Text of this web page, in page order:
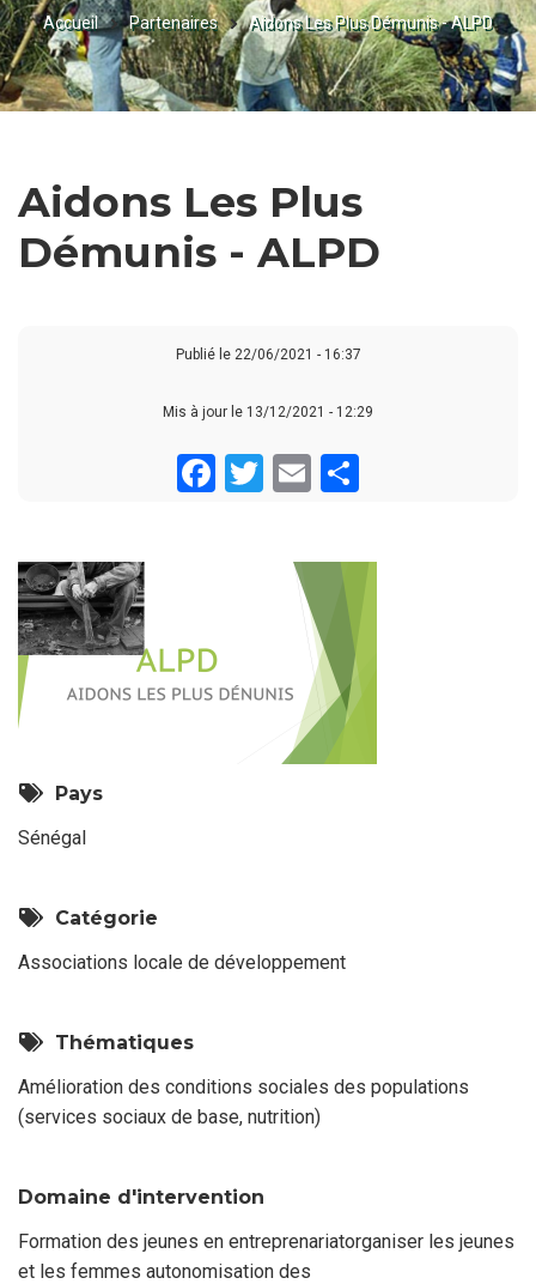
FIL
D'ARIANE
Accueil Partenaires Aidons Les Plus Démunis - ALPD
Aidons Les Plus
Démunis - ALPD
Publié le 22/06/2021 - 16:37
Mis à jour le 13/12/2021 - 12:29
Facebook
Twitter
Email
Pays
Sénégal
Catégorie
Associations locale de développement
Thématiques
Amélioration des conditions sociales des populations
(services sociaux de base, nutrition)
Domaine d'intervention
Formation des jeunes en entreprenariatorganiser les jeunes
et les femmes autonomisation des